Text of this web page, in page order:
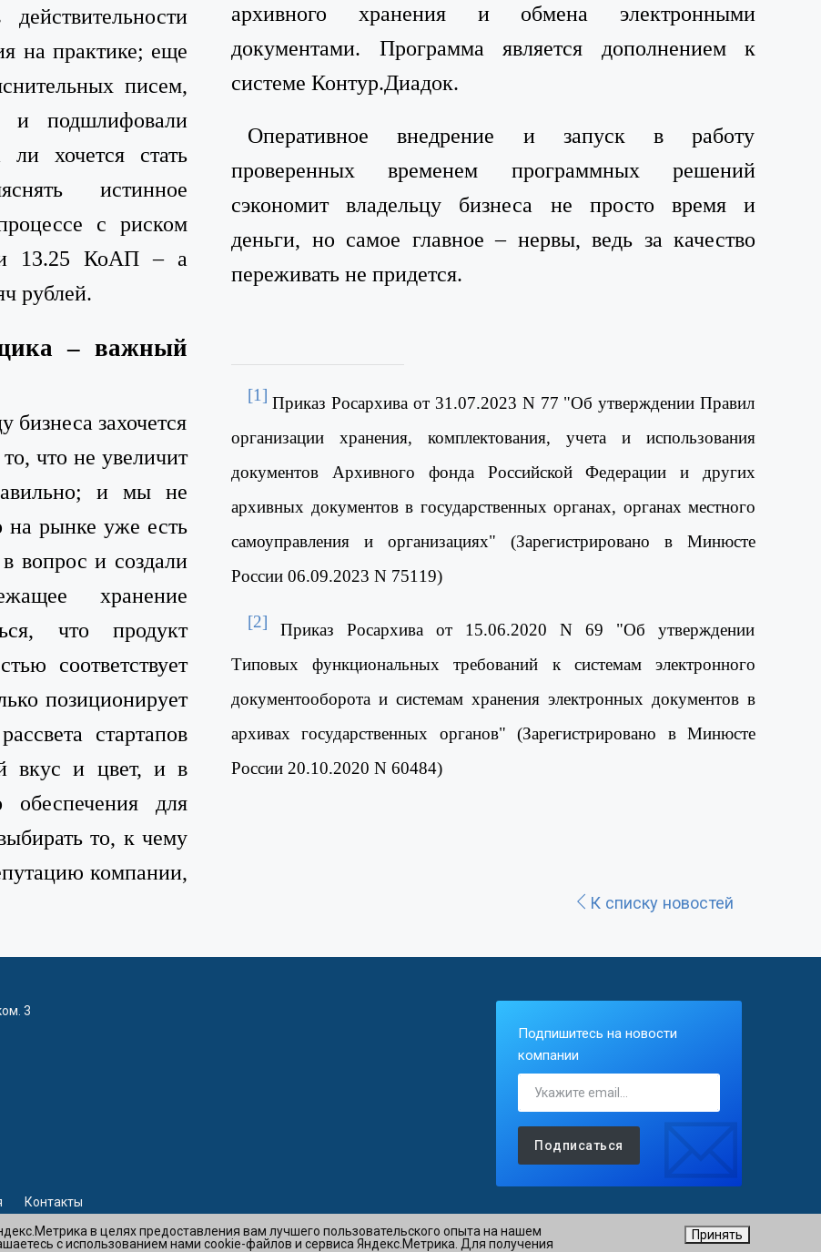
на практике; еще
писем,
и подшлифовали
хочется стать
истинное
с риском
13.25 КоАП – а
рублей.
– важный
бизнеса захочется
что не увеличит
и мы не
на рынке уже есть
вопрос и создали
хранение
что продукт
соответствует
позиционирует
стартапов
вкус и цвет, и в
обеспечения для
то, к чему
компании,
архивного хранения и обмена электронными
документами. Программа является дополнением к
системе Контур.Диадок.
Оперативное внедрение и запуск в работу
проверенных временем программных решений
сэкономит владельцу бизнеса не просто время и
деньги, но самое главное – нервы, ведь за качество
переживать не придется.
[1] Приказ Росархива от 31.07.2023 N 77 "Об утверждении Правил
организации хранения, комплектования, учета и использования
документов Архивного фонда Российской Федерации и других
архивных документов в государственных органах, органах местного
самоуправления и организациях" (Зарегистрировано в Минюсте
России 06.09.2023 N 75119)
[2]
Приказ Росархива от 15.06.2020 N 69 "Об утверждении
Типовых функциональных требований к системам электронного
документооборота и системам хранения электронных документов в
архивах государственных органов" (Зарегистрировано в Минюсте
России 20.10.2020 N 60484)
К списку новостей
3
Контакты
Подпишитесь на новости
компании
Подписаться
в целях предоставления вам лучшего пользовательского опыта на нашем
с использованием нами cookie-файлов и сервиса Яндекс.Метрика. Для получения
Принять